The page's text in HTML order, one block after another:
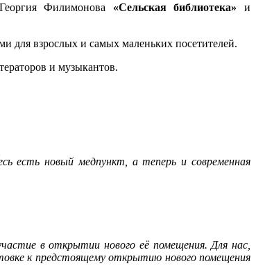
Филимонова «Сельская библиотека» и
для взрослых и самых маленьких посетителей.
и музыкантов.
есть новый медпункт, а теперь и современная
в открытии нового её помещения. Для нас,
к предстоящему открытию нового помещения